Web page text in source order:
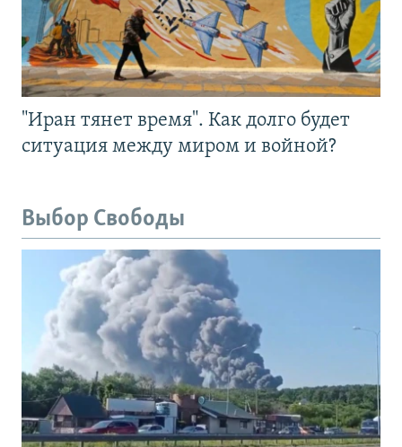
"Иран тянет время". Как долго будет
ситуация между миром и войной?
Выбор Свободы